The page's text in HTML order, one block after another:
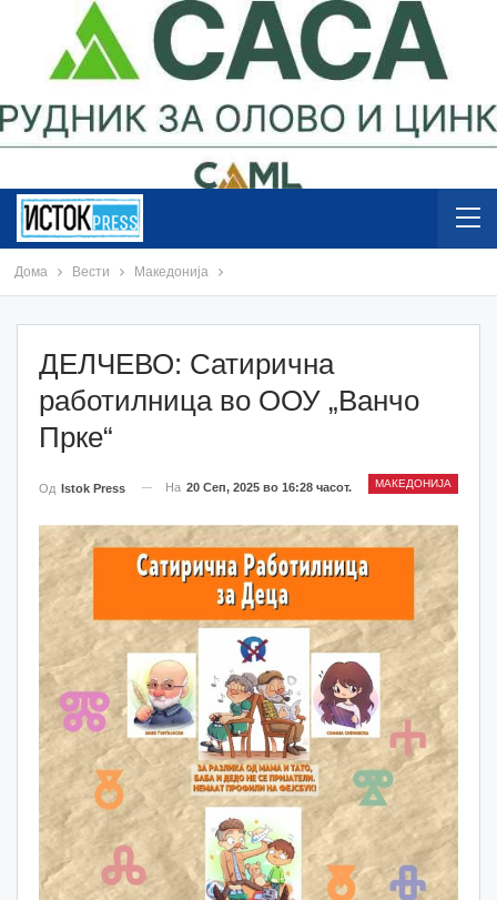
Дома Вести Македонија
ДЕЛЧЕВО: Сатирична
работилница во ООУ „Ванчо
Прке“
МАКЕДОНИЈА
Од Istok Press На 20 Сеп, 2025 во 16:28 часот.